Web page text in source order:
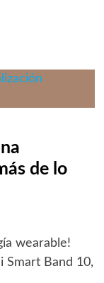
de lo
wearable!
Smart Band 10,